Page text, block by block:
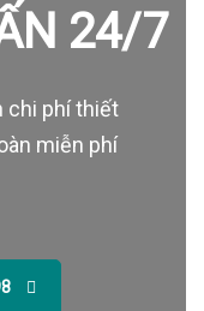
24/7
chi phí thiết
miễn phí